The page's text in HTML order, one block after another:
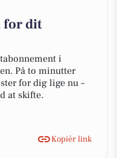
for dit
i
På to minutter
for dig lige nu –
at skifte.
Kopiér link